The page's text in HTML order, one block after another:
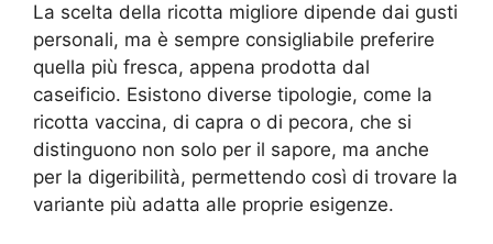
La scelta della ricotta migliore dipende dai gusti
personali, ma è sempre consigliabile preferire
quella più fresca, appena prodotta dal
caseificio. Esistono diverse tipologie, come la
ricotta vaccina, di capra o di pecora, che si
distinguono non solo per il sapore, ma anche
per la digeribilità, permettendo così di trovare la
variante più adatta alle proprie esigenze.